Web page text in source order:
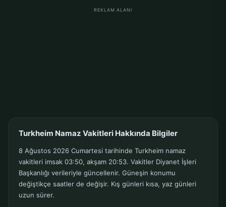
REKLAM ALANI
Turkheim Namaz Vakitleri Hakkında Bilgiler
8 Ağustos 2026 Cumartesi tarihinde Turkheim namaz
vakitleri imsak 03:50, akşam 20:53. Vakitler Diyanet İşleri
Başkanlığı verileriyle güncellenir. Güneşin konumu
değiştikçe saatler de değişir. Kış günleri kısa, yaz günleri
uzun sürer.